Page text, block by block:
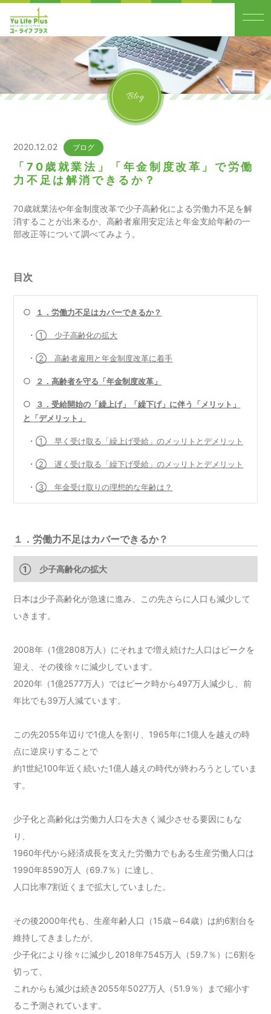
Blog
2020.12.02 ブログ
「70歳就業法」「年金制度改革」で労働
力不足は解消できるか？
70歳就業法や年金制度改革で少子高齢化による労働力不足を解
消することが出来るか、高齢者雇用安定法と年金支給年齢の一
部改正等について調べてみよう。
目次
○ １．労働力不足はカバーできるか？
・① 少子高齢化の拡大
・② 高齢者雇用と年金制度改革に着手
○ ２．高齢者を守る「年金制度改革」
○
３．受給開始の「繰上げ」「繰下げ」に伴う「メリット」
と「デメリット」
・① 早く受け取る「繰上げ受給」のメッリトとデメリット
・② 遅く受け取る「繰下げ受給」のメッリトとデメリット
・③ 年金受け取りの理想的な年齢は？
１．労働力不足はカバーできるか？
① 少子高齢化の拡大
日本は少子高齢化が急速に進み、この先さらに人口も減少して
いきます。
2008年（1億2808万人）にそれまで増え続けた人口はピークを
迎え、その後徐々に減少しています。
2020年（1億2577万人）ではピーク時から497万人減少し、前
年比でも39万人減ています。
この先2055年辺りで1億人を割り、1965年に1億人を越えの時
点に逆戻りすることで
約1世紀100年近く続いた1億人越えの時代が終わろうとしていま
す。
少子化と高齢化は労働力人口を大きく減少させる要因にもな
り、
1960年代から経済成長を支えた労働力でもある生産労働人口は
1990年8590万人（69.7％）に達し、
人口比率7割近くまで拡大していました。
その後2000年代も、生産年齢人口（15歳～64歳）は約6割台を
維持してきましたが、
少子化により徐々に減少し2018年7545万人（59.7％）に6割を
切って、
これからも減少は続き2055年5027万人（51.9％）まで縮小す
るこ予測されています。